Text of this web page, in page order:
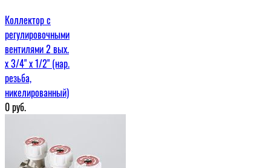
Коллектор с
регулировочными
вентилями 2 вых.
х 3/4" х 1/2" (нар.
резьба,
никелированный)
0руб.